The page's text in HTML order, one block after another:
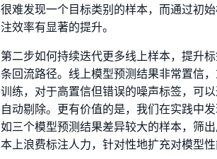
很难发现一个目标类别的样本，而通过初
注效率有显著的提升。
第二步如何持续迭代更多线上样本，提升
条回流路径。线上模型预测结果非常置信
训练，对于高置信但错误的噪声标签，可
自动剔除。更有价值的是，我们在实践中
如三个模型预测结果差异较大的样本，筛
本上浪费标注人力，针对性地扩充对模型